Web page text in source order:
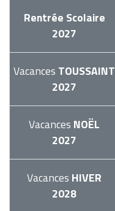
Rentrée Scolaire
2027
Vacances TOUSSAINT
2027
Vacances NOËL
2027
Vacances HIVER
2028